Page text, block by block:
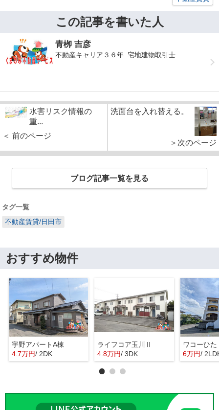
この記事を書いた人
青栁 吉彦
不動産キャリア３６年 宅地建物取引士
水害リスク情報の
重...
＜ 前のページ
洗面台を入れ替える。
＞次のページ
ブログ記事一覧を見る
タグ一覧
不動産賃貸/日田市
おすすめ物件
宇野アパートA棟
4.7万円/ 2DK
ライフコア玉川Ⅱ
4.8万円/ 3DK
ワコーひた
6万円/